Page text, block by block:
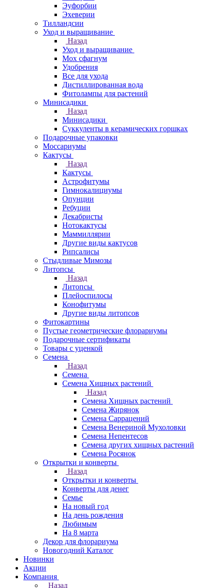
Эуфорбии
Эхеверии
Тилландсии
Уход и выращивание
Назад
Уход и выращивание
Мох сфагнум
Удобрения
Все для ухода
Дистиллированная вода
Фитолампы для растений
Минисадики
Назад
Минисадики
Суккуленты в керамических горшках
Подарочные упаковки
Моссариумы
Кактусы
Назад
Кактусы
Астрофитумы
Гимнокалициумы
Опунции
Ребуции
Декабристы
Нотокактусы
Маммиллярии
Другие виды кактусов
Рипсалисы
Стыдливые Мимозы
Литопсы
Назад
Литопсы
Плейоспилосы
Конофитумы
Другие виды литопсов
Фитокартины
Пустые геометрические флорариумы
Подарочные сертификаты
Товары с уценкой
Семена
Назад
Семена
Семена Хищных растений
Назад
Семена Хищных растений
Семена Жирянок
Семена Саррацений
Семена Венериной Мухоловки
Семена Непентесов
Семена других хищных растений
Семена Росянок
Открытки и конверты
Назад
Открытки и конверты
Конверты для денег
Семье
На новый год
На день рождения
Любимым
На 8 марта
Декор для флорариума
Новогодний Каталог
Новинки
Акции
Компания
Назад